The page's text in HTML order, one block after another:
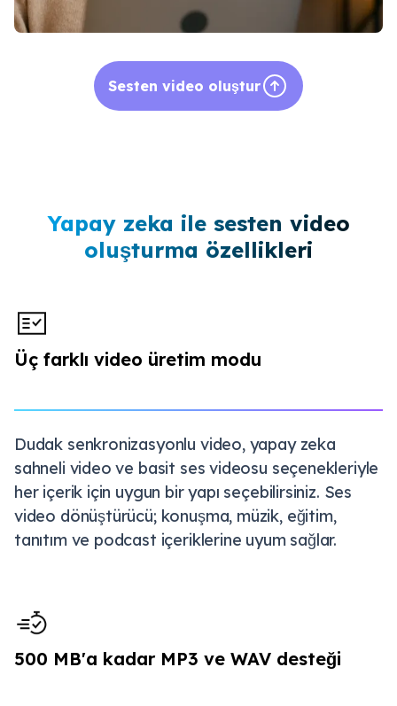
Sesten video oluştur
Yapay zeka ile sesten video
oluşturma özellikleri
Üç farklı video üretim modu
Dudak senkronizasyonlu video, yapay zeka
sahneli video ve basit ses videosu seçenekleriyle
her içerik için uygun bir yapı seçebilirsiniz. Ses
video dönüştürücü; konuşma, müzik, eğitim,
tanıtım ve podcast içeriklerine uyum sağlar.
500 MB'a kadar MP3 ve WAV desteği